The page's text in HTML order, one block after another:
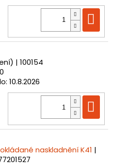
| 100154
10.8.2026
naskladnění K41 |